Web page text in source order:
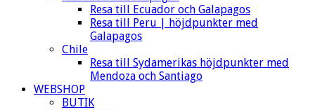
Resa till Ecuador och Galapagos
Resa till Peru | höjdpunkter med
Galapagos
Chile
Resa till Sydamerikas höjdpunkter med
Mendoza och Santiago
WEBSHOP
BUTIK